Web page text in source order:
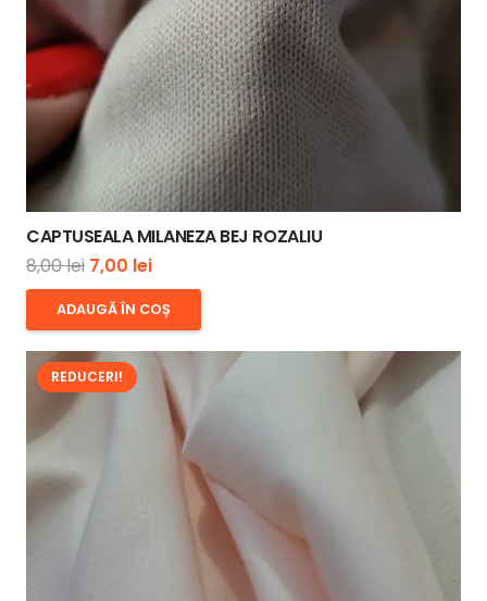
CAPTUSEALA MILANEZA BEJ ROZALIU
8,00lei Prețul
inițial
a
fost:
8,00 lei.
7,00 leiPrețul
curent
este:
7,00 lei.
ADAUGĂ ÎN COȘ
REDUCERI!